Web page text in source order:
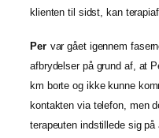
klienten til sidst, kan
Per var gået igennem
afbrydelser på grund af, at
km borte og ikke kunne
kontakten via telefon, men
terapeuten indstillede sig